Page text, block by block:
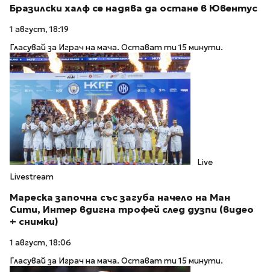
Бразилски халф се надява да остане в Ювентус
1 август, 18:19
Гласувай за Играч на мача. Остават ти 15 минути.
Live
Livestream
Мареска започна със загуба начело на Ман
Сити, Интер вдигна трофей след дузпи (видео
+ снимки)
1 август, 18:06
Гласувай за Играч на мача. Остават ти 15 минути.